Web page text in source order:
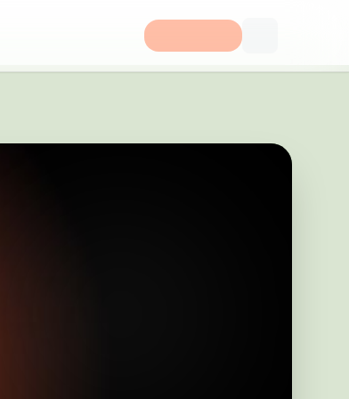
bv 129 31 Hägersten